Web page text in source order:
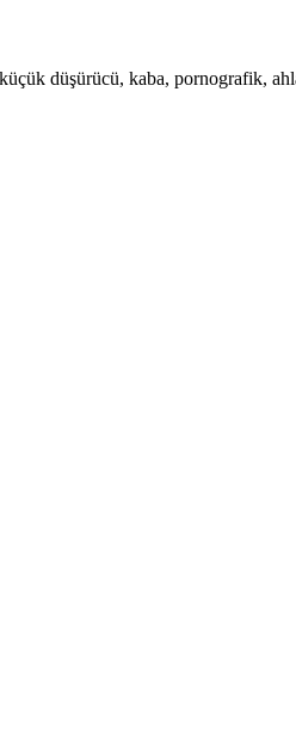
düşürücü, kaba, pornografik,